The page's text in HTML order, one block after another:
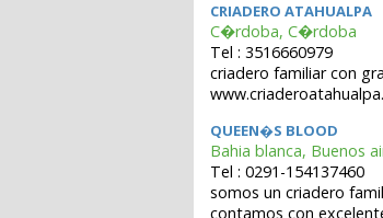
CRIADERO ATAHUALPA
C�rdoba, C�rdoba
Tel : 3516660979
criadero familiar con
QUEEN�S BLOOD
Bahia blanca, Buenos
Tel : 0291-154137460
somos un criadero
contamos con